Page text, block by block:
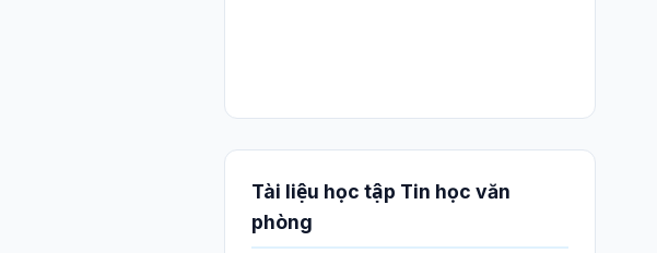
Tài liệu học tập Tin học văn
phòng